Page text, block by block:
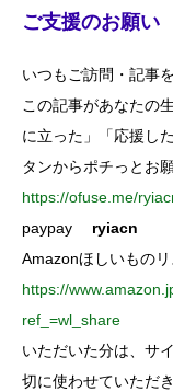
ご支援のお願い
いつもご訪問・記事
この記事があなたの
に立った」「応援し
タンからポチっとお
https://ofuse.me/
paypay ryiacn
Amazonほしいものリ
https://
ref_=wl_share
いただいた分は、サ
切に使わせていただき